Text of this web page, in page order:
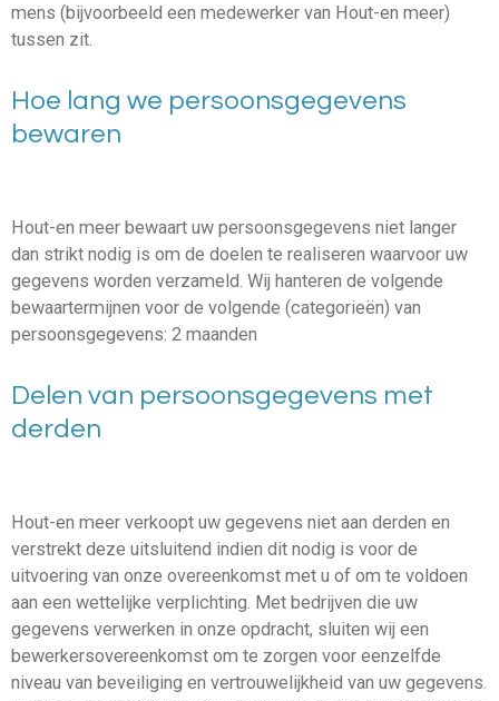
mens (bijvoorbeeld een medewerker van Hout-en meer)
tussen zit.
Hoe lang we persoonsgegevens
bewaren
Hout-en meer bewaart uw persoonsgegevens niet langer
dan strikt nodig is om de doelen te realiseren waarvoor uw
gegevens worden verzameld. Wij hanteren de volgende
bewaartermijnen voor de volgende (categorieën) van
persoonsgegevens: 2 maanden
Delen van persoonsgegevens met
derden
Hout-en meer verkoopt uw gegevens niet aan derden en
verstrekt deze uitsluitend indien dit nodig is voor de
uitvoering van onze overeenkomst met u of om te voldoen
aan een wettelijke verplichting. Met bedrijven die uw
gegevens verwerken in onze opdracht, sluiten wij een
bewerkersovereenkomst om te zorgen voor eenzelfde
niveau van beveiliging en vertrouwelijkheid van uw gegevens.